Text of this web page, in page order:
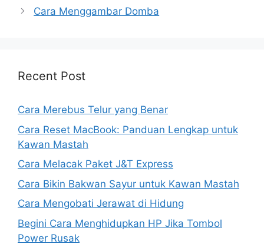
Cara Menggambar Domba
Recent Post
Cara Merebus Telur yang Benar
Cara Reset MacBook: Panduan Lengkap untuk
Kawan Mastah
Cara Melacak Paket J&T Express
Cara Bikin Bakwan Sayur untuk Kawan Mastah
Cara Mengobati Jerawat di Hidung
Begini Cara Menghidupkan HP Jika Tombol
Power Rusak